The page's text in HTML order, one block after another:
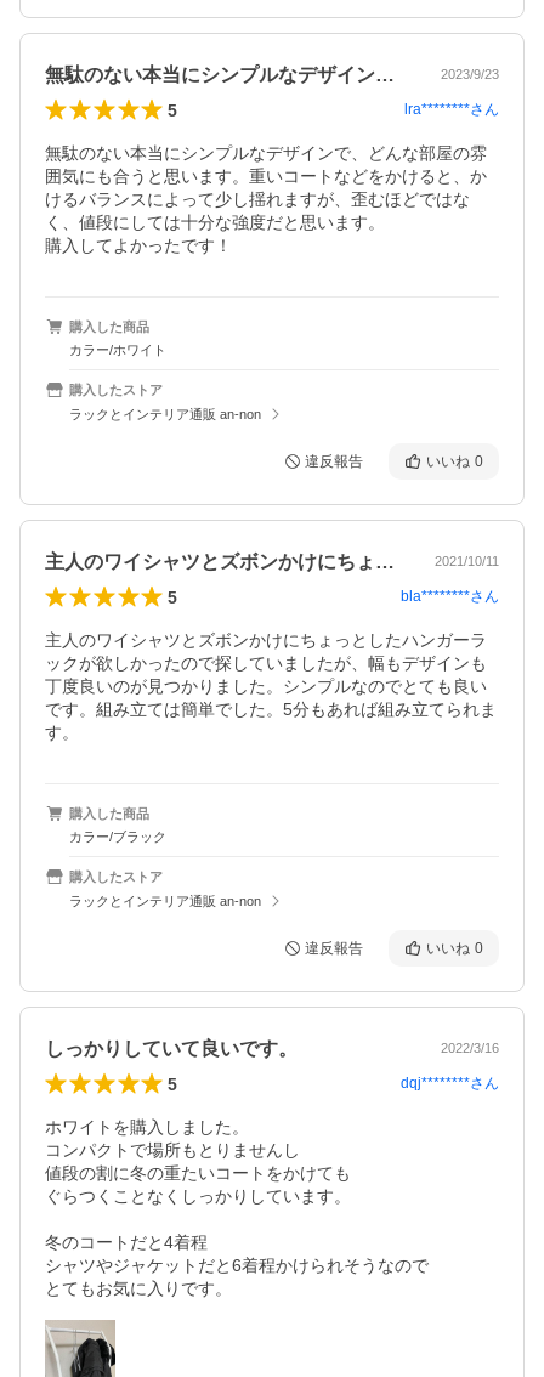
無駄のない本当にシンプルなデザインで、… 2023/9/23
5 lra********さん
無駄のない本当にシンプルなデザインで、どんな部屋の雰
囲気にも合うと思います。重いコートなどをかけると、か
けるバランスによって少し揺れますが、歪むほどではな
く、値段にしては十分な強度だと思います。
購入してよかったです！
購入した商品
カラー/ホワイト
購入したストア
ラックとインテリア通販 an-non
違反報告 いいね 0
主人のワイシャツとズボンかけにちょっと… 2021/10/11
5 bla********さん
主人のワイシャツとズボンかけにちょっとしたハンガーラ
ックが欲しかったので探していましたが、幅もデザインも
丁度良いのが見つかりました。シンプルなのでとても良い
です。組み立ては簡単でした。5分もあれば組み立てられま
す。
購入した商品
カラー/ブラック
購入したストア
ラックとインテリア通販 an-non
違反報告 いいね 0
しっかりしていて良いです。 2022/3/16
5 dqj********さん
ホワイトを購入しました。
コンパクトで場所もとりませんし
値段の割に冬の重たいコートをかけても
ぐらつくことなくしっかりしています。
冬のコートだと4着程
シャツやジャケットだと6着程かけられそうなので